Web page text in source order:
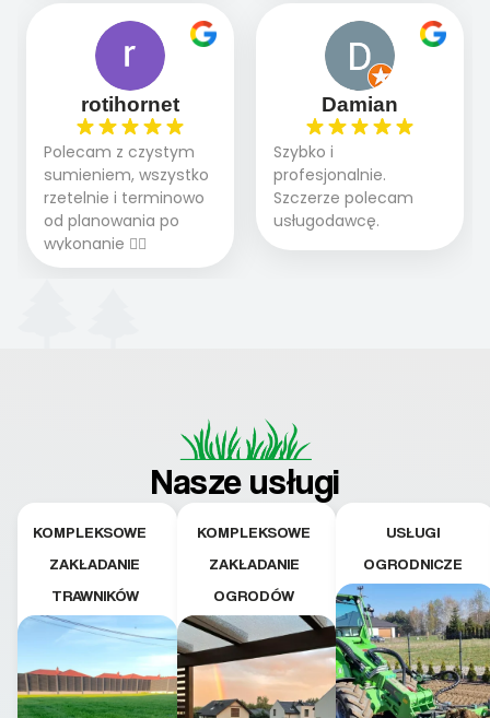
2 zlecenia na rolkę.
Polecam.
rotihornet
Polecam z czystym
sumieniem, wszystko
rzetelnie i terminowo
od planowania po
wykonanie 👍🏻
Damian
Szybko i
profesjonalnie.
Szczerze polecam
usługodawcę.
Nasze usługi
KOMPLEKSOWE
ZAKŁADANIE
TRAWNIKÓW
KOMPLEKSOWE
ZAKŁADANIE
OGRODÓW
USŁUGI
OGRODNICZE